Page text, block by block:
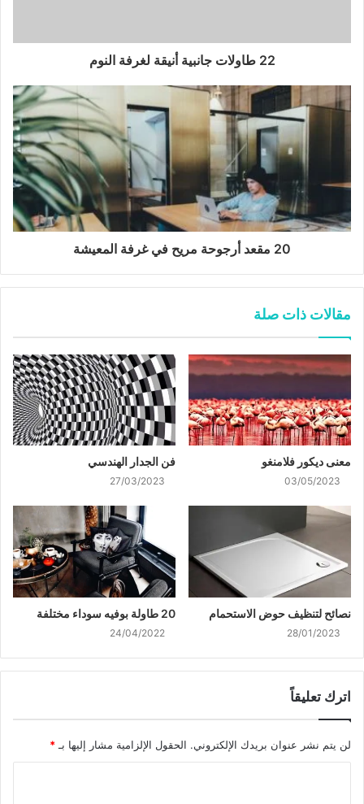
22 طاولات جانبية أنيقة لغرفة النوم
20 مقعد أرجوحة مريح في غرفة المعيشة
مقالات ذات صلة
معنى ديكور فلامنغو
03/05/2023
فن الجدار الهندسي
27/03/2023
نصائح لتنظيف حوض الاستحمام
28/01/2023
20 طاولة بوفيه سوداء مختلفة
24/04/2022
اترك تعليقاً
لن يتم نشر عنوان بريدك الإلكتروني. الحقول الإلزامية مشار إليها بـ *